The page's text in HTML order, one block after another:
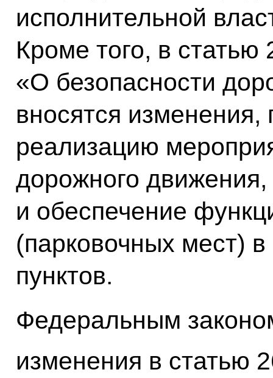
исполнительной
Кроме того, в статью
«О безопасности
вносятся
реализацию
дорожного
и обеспечение
(парковочных мест)
пунктов.
Федеральным
изменения в статью